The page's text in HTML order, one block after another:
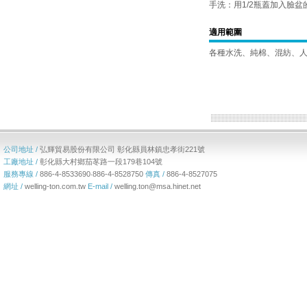
手洗：用1/2瓶蓋加入臉盆
適用範圍
各種水洗、純棉、混紡、
公司地址 / 弘輝貿易股份有限公司 彰化縣員林鎮忠孝街221號
工廠地址 / 彰化縣大村鄉茄苳路一段179巷104號
服務專線 / 886-4-8533690‧886-4-8528750 傳真 / 886-4-8527075
網址 / welling-ton.com.tw E-mail / welling.ton@msa.hinet.net